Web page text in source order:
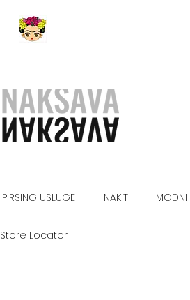
PIRSING USLUGE NAKIT MODNI
Store Locator